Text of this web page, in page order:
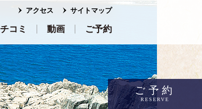
アクセス サイトマップ
コミ 動画 ご予約
ご予約
RESERVE